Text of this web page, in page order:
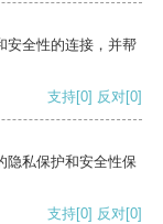
安全性的连接，并帮
支持[0] 反对[0]
隐私保护和安全性保
支持[0] 反对[0]